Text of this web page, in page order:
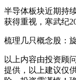
半导体板块近期持
获得重视，寒武纪
梳理几只概念股：
以上内容由投资顾
提供，以上建议仅